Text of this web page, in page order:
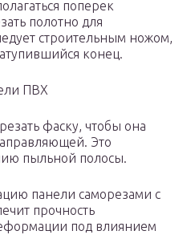
поперек
полотно для
строительным ножом,
конец.
ПВХ
фаску, чтобы она
Это
пыльной полосы.
панели саморезами с
прочность
под влиянием